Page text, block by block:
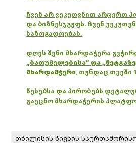
ჩვენ არ ვეკუთვნით არცერთ
და ბიზნესჯგუფს. ჩვენ
საზოგადოებას.
დღეს შენი მხარდაჭერა
„ბათუმელებისა“ და
მხარდამჭერი, თუნდაც თვეში
წესებსა და პირობებს
გაეცნო მხარდაჭერის
თბილისის წიგნის